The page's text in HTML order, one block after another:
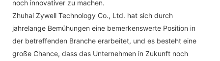
noch innovativer zu machen.
Zhuhai Zywell Technology Co., Ltd. hat sich durch
jahrelange Bemühungen eine bemerkenswerte Position in
der betreffenden Branche erarbeitet, und es besteht eine
große Chance, dass das Unternehmen in Zukunft noch